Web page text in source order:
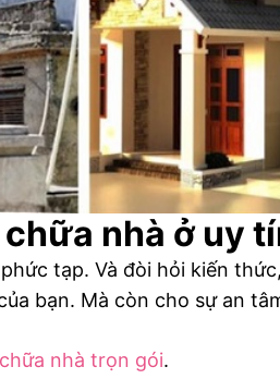
nhà ở uy
tạp. Và đòi hỏi kiến
bạn. Mà còn cho sự an
nhà trọn gói.